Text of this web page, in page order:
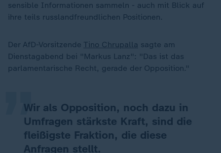
sensible Informationen sammeln - auch mit Blick auf
ihre teils russlandfreundlichen Positionen.
Der AfD-Vorsitzende Tino Chrupalla sagte am
Dienstagabend bei "Markus Lanz": "Das ist das
parlamentarische Recht, gerade der Opposition."
Wir als Opposition, noch dazu in
Umfragen stärkste Kraft, sind die
fleißigste Fraktion, die diese
Anfragen stellt.
„